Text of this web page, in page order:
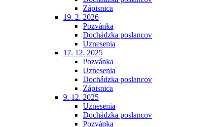
Zápisnica
19. 2. 2026
Pozvánka
Dochádzka poslancov
Uznesenia
17. 12. 2025
Pozvánka
Uznesenia
Dochádzka poslancov
Zápisnica
9. 12. 2025
Uznesenia
Dochádzka poslancov
Pozvánka